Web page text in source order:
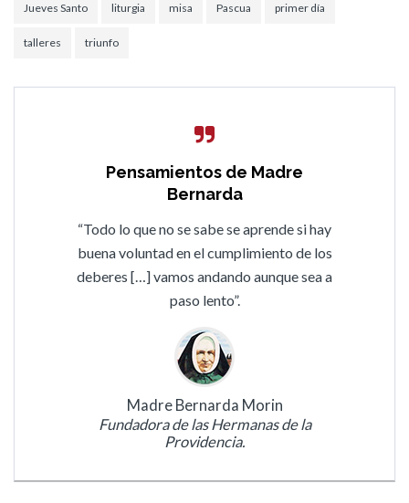
Jueves Santo liturgia misa Pascua primer día
talleres triunfo
Pensamientos de Madre
Bernarda
“Todo lo que no se sabe se aprende si hay
buena voluntad en el cumplimiento de los
deberes […] vamos andando aunque sea a
paso lento”.
Madre Bernarda Morin
Fundadora de las Hermanas de la
Providencia.